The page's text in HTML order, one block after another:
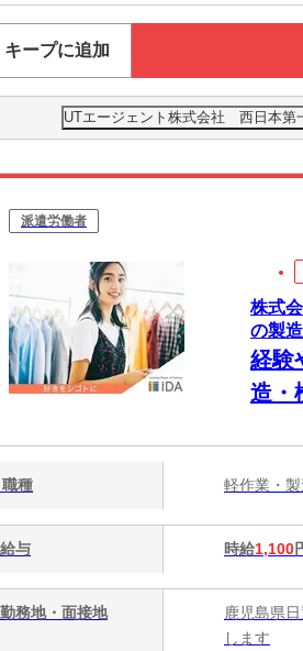
キープに追加
UTエージェント株式会社 西日本第
派遣労働者
株式
の製
経験
造
職種 軽作業・
給与 時給1,100
勤務地・面接地
鹿児島県
します